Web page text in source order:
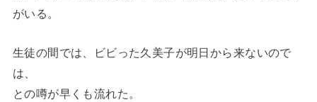
がいる。
生徒の間では、ビビった久美子が明日から来ないので
は、
との噂が早くも流れた。